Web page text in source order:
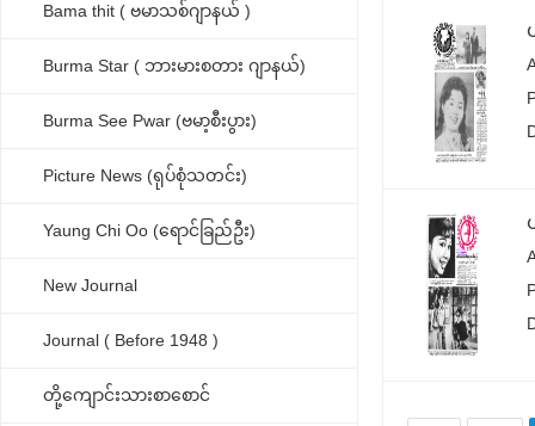
Bama thit ( ဗမာသစ်ဂျာနယ် )
Burma Star ( ဘားမားစတား ဂျာနယ်)
Burma See Pwar (ဗမာ့စီးပွား)
Picture News (ရုပ်စုံသတင်း)
Yaung Chi Oo (ရောင်ခြည်ဦး)
New Journal
Journal ( Before 1948 )
တို့ကျောင်းသားစာစောင်